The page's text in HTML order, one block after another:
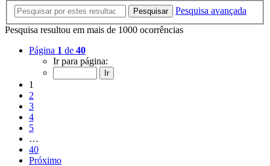
Pesquisar
Pesquisa avançada
Pesquisa resultou em mais de 1000 ocorrências
Página 1 de 40
Ir para página:
1
2
3
4
5
…
40
Próximo